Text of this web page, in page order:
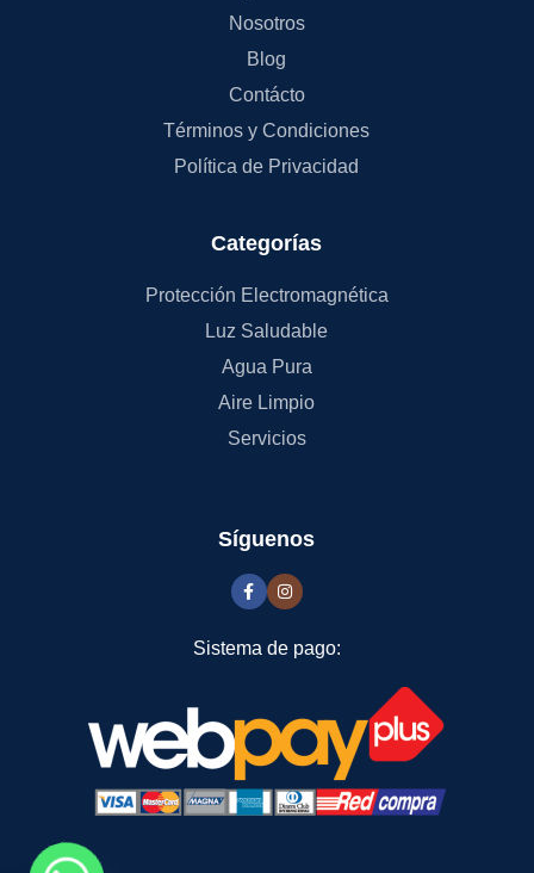
Nosotros
Blog
Contácto
Términos y Condiciones
Política de Privacidad
Categorías
Protección Electromagnética
Luz Saludable
Agua Pura
Aire Limpio
Servicios
Síguenos
Sistema de pago: